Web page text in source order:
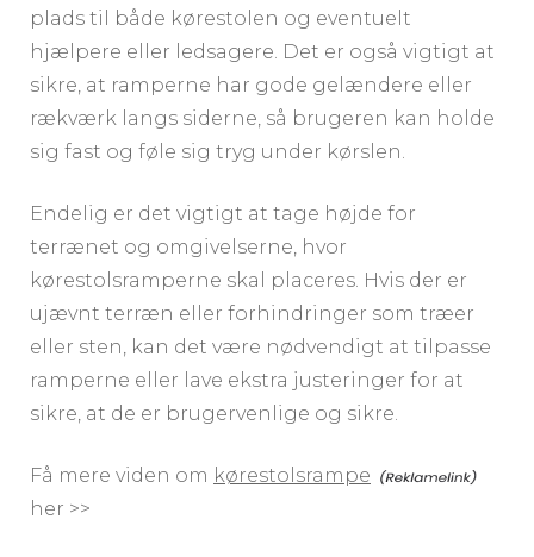
plads til både kørestolen og eventuelt
hjælpere eller ledsagere. Det er også vigtigt at
sikre, at ramperne har gode gelændere eller
rækværk langs siderne, så brugeren kan holde
sig fast og føle sig tryg under kørslen.
Endelig er det vigtigt at tage højde for
terrænet og omgivelserne, hvor
kørestolsramperne skal placeres. Hvis der er
ujævnt terræn eller forhindringer som træer
eller sten, kan det være nødvendigt at tilpasse
ramperne eller lave ekstra justeringer for at
sikre, at de er brugervenlige og sikre.
Få mere viden om kørestolsrampe
her >>